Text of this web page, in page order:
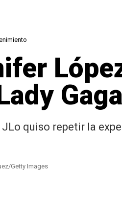
Gaga
JLo quiso repetir la
Getty Images